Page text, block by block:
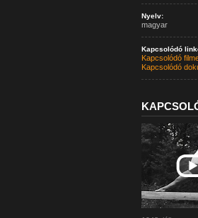
Nyelv:
magyar
Kapcsolódó
Kapcsolódó
Kapcsolódó